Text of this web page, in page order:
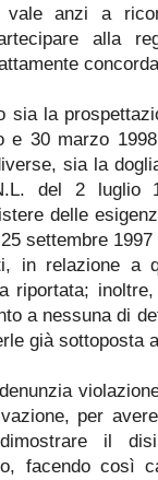
anzi a
alla
sia la
e 30 marzo
sia la
del 2
delle
settembre
in relazione a
riportata;
a nessuna di
già sottoposta
per
il
facendo così